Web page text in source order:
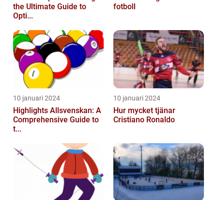
the Ultimate Guide to
Opti...
fotboll
10 januari 2024
Highlights Allsvenskan: A
Comprehensive Guide to
t...
10 januari 2024
Hur mycket tjänar
Cristiano Ronaldo